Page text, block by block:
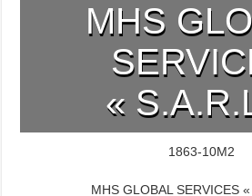
MHS
«
1863-10M2
MHS GLOBAL SERVICES